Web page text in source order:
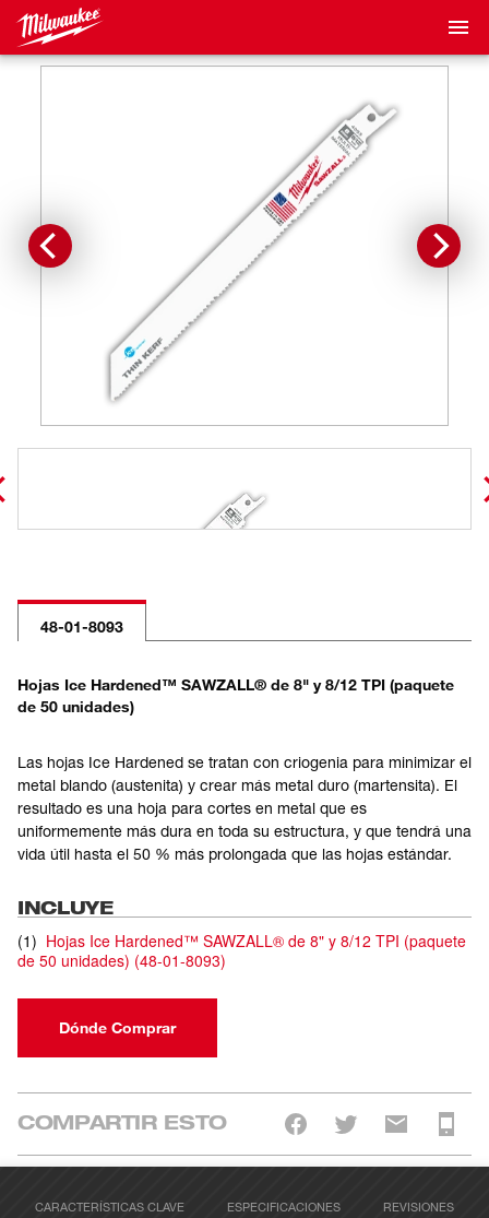
48-01-8093
Hojas Ice Hardened™ SAWZALL® de 8" y 8/12 TPI (paquete
de 50 unidades)
Las hojas Ice Hardened se tratan con criogenia para minimizar el
metal blando (austenita) y crear más metal duro (martensita). El
resultado es una hoja para cortes en metal que es
uniformemente más dura en toda su estructura, y que tendrá una
vida útil hasta el 50 % más prolongada que las hojas estándar.
INCLUYE
(1) Hojas Ice Hardened™ SAWZALL® de 8" y 8/12 TPI (paquete
de 50 unidades) (48-01-8093)
Dónde Comprar
COMPARTIR ESTO
CARACTERÍSTICAS CLAVE ESPECIFICACIONES REVISIONES